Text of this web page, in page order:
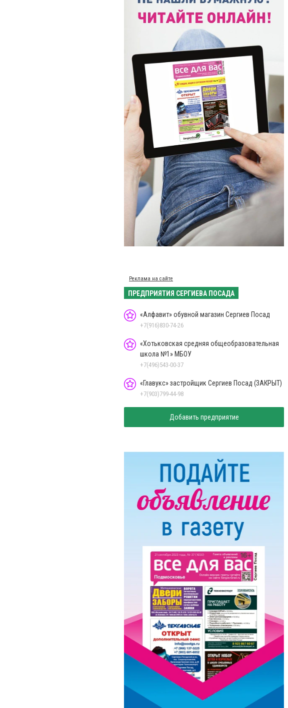
Реклама на сайте
ПРЕДПРИЯТИЯ СЕРГИЕВА ПОСАДА
«Алфавит» обувной магазин Сергиев Посад
+7(916)830-74-26
«Хотьковская средняя общеобразовательная
школа №1» МБОУ
+7(496)543-00-37
«Главукс» застройщик Сергиев Посад (ЗАКРЫТ)
+7(903)799-44-98
Добавить предприятие